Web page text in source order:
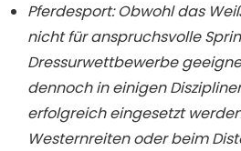
Pferdesport: Obwohl das
nicht für anspruchsvolle
Dressurwettbewerbe
dennoch in einigen
erfolgreich eingesetzt
Westernreiten oder beim